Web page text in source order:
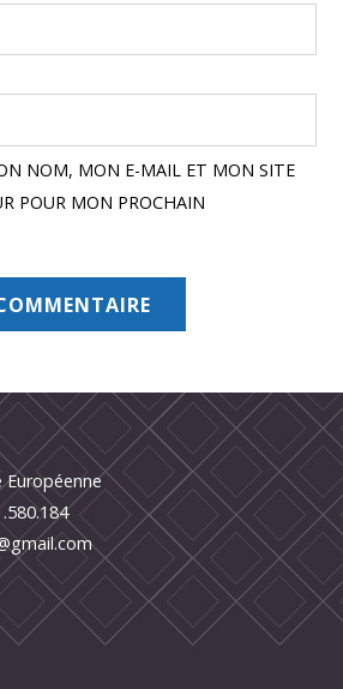
NOM, MON E-MAIL ET MON SITE
POUR MON PROCHAIN